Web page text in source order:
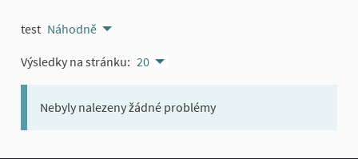
test Náhodně
Výsledky na stránku: 20
Nebyly nalezeny žádné problémy